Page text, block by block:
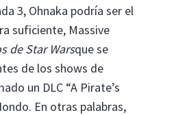
3, Ohnaka podría ser el
suficiente, Massive
de Star Warsque se
de los shows de
un DLC “A Pirate’s
En otras palabras,